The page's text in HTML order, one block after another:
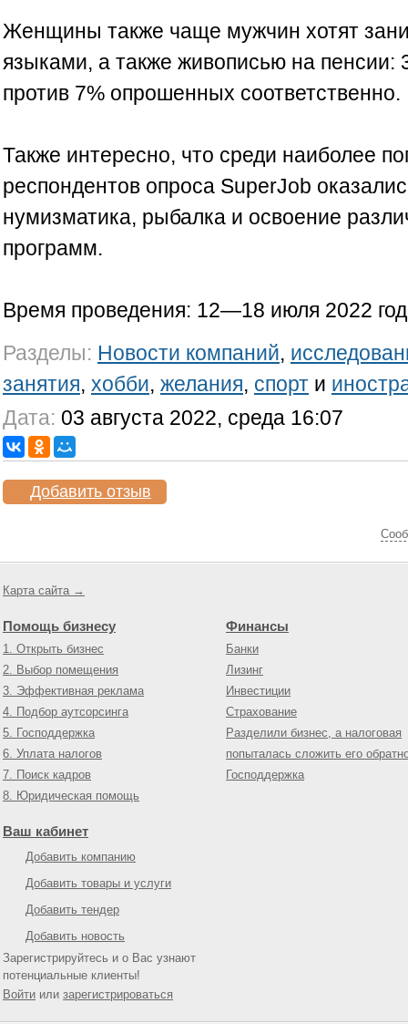
Женщины также чаще мужчин хотят
языками, а также живописью на пенсии:
против 7% опрошенных соответственно.
Также интересно, что среди наиболее
респондентов опроса SuperJob
нумизматика, рыбалка и освоение
программ.
Время проведения: 12—18 июля 2022
Разделы: Новости компаний,
занятия, хобби, желания, спорт и
Дата: 03 августа 2022, среда 16:07
Добавить отзыв
Карта сайта →
Помощь бизнесу
1. Открыть бизнес
2. Выбор помещения
3. Эффективная реклама
4. Подбор аутсорсинга
5. Господдержка
6. Уплата налогов
7. Поиск кадров
8. Юридическая помощь
Финансы
Банки
Лизинг
Инвестиции
Страхование
Разделили бизнес, а налоговая
попыталась сложить его
Господдержка
Ваш кабинет
Добавить компанию
Добавить товары и услуги
Добавить тендер
Добавить новость
Зарегистрируйтесь и о Вас узнают
потенциальные клиенты!
Войти или зарегистрироваться